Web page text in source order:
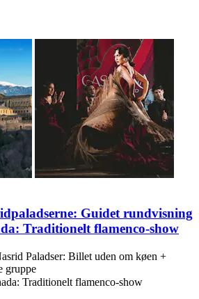
Guidet rundvisning
Traditionelt flamenco-show
Paladser: Billet uden om køen +
gruppe
Traditionelt flamenco-show